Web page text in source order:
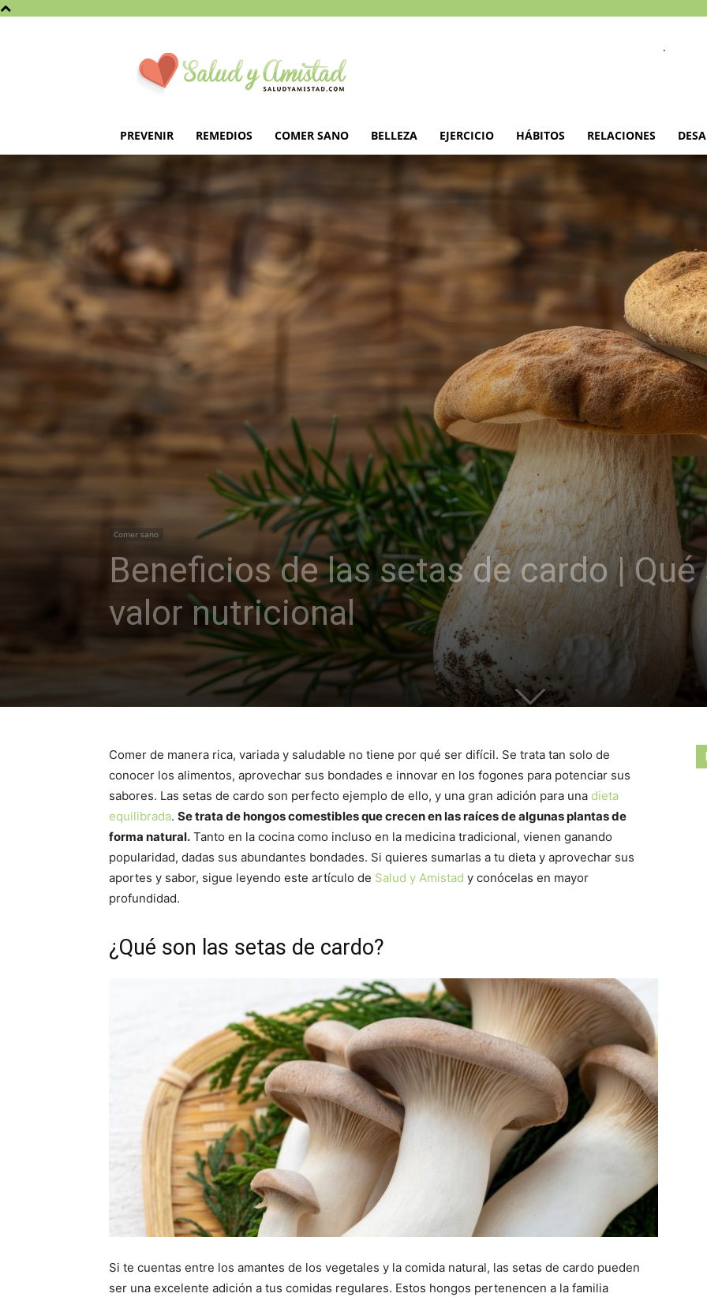
.
PREVENIR REMEDIOS COMER SANO BELLEZA EJERCICIO HÁBITOS RELACIONES
Comer sano
Beneficios de las setas de cardo |
valor nutricional
Comer de manera rica, variada y saludable no tiene por qué ser difícil. Se trata tan solo de
conocer los alimentos, aprovechar sus bondades e innovar en los fogones para potenciar sus
sabores. Las setas de cardo son perfecto ejemplo de ello, y una gran adición para una dieta
equilibrada. Se trata de hongos comestibles que crecen en las raíces de algunas plantas de
forma natural. Tanto en la cocina como incluso en la medicina tradicional, vienen ganando
popularidad, dadas sus abundantes bondades. Si quieres sumarlas a tu dieta y aprovechar sus
aportes y sabor, sigue leyendo este artículo de Salud y Amistad y conócelas en mayor
profundidad.
¿Qué son las setas de cardo?
Si te cuentas entre los amantes de los vegetales y la comida natural, las setas de cardo pueden
ser una excelente adición a tus comidas regulares. Estos hongos pertenencen a la familia